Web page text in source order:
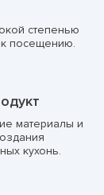
степенью
к посещению.
материалы и
кухонь.